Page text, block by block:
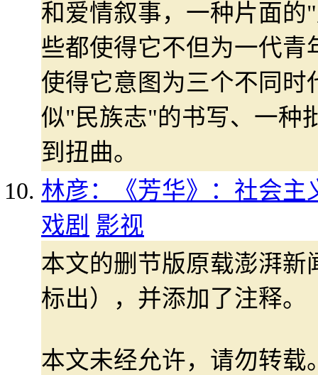
和爱情叙事，一种片面
些都使得它不但为一代
使得它意图为三个不同时
似"民族志"的书写、一种
到扭曲。
林彦：《芳华》：社会
戏剧 影视
本文的删节版原载澎湃
标出），并添加了注释。
本文未经允许，请勿转载